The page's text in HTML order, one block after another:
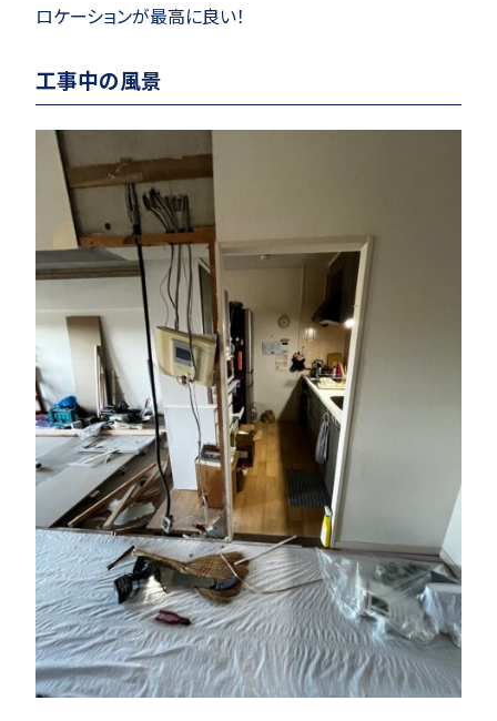
ロケーションが最高に良い！
工事中の風景